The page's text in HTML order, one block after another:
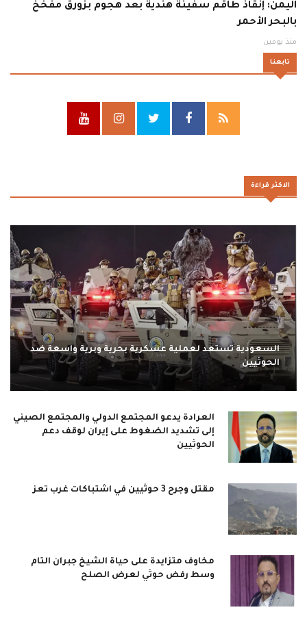
اليمن: إنقاذ طاقم سفينة هندية بعد هجوم بزورق مفخخ
بالبحر الأحمر
منذ يومين
تابعنا
الاكثر قراءة
السعودية تستعد لعملية عسكرية بحرية وبرية واسعة ضد
الحوثيين
العرادة يدعو المجتمع الدولي والمجتمع الصيني
إلى تشديد الضغوط على إيران لوقف دعم
الحوثيين
مقتل وجرح 3 حوثيين في اشتباكات غرب تعز
مخاوف متزايدة على حياة الشيخ جبران التام
وسط رفض حوثي لعرض الصلح